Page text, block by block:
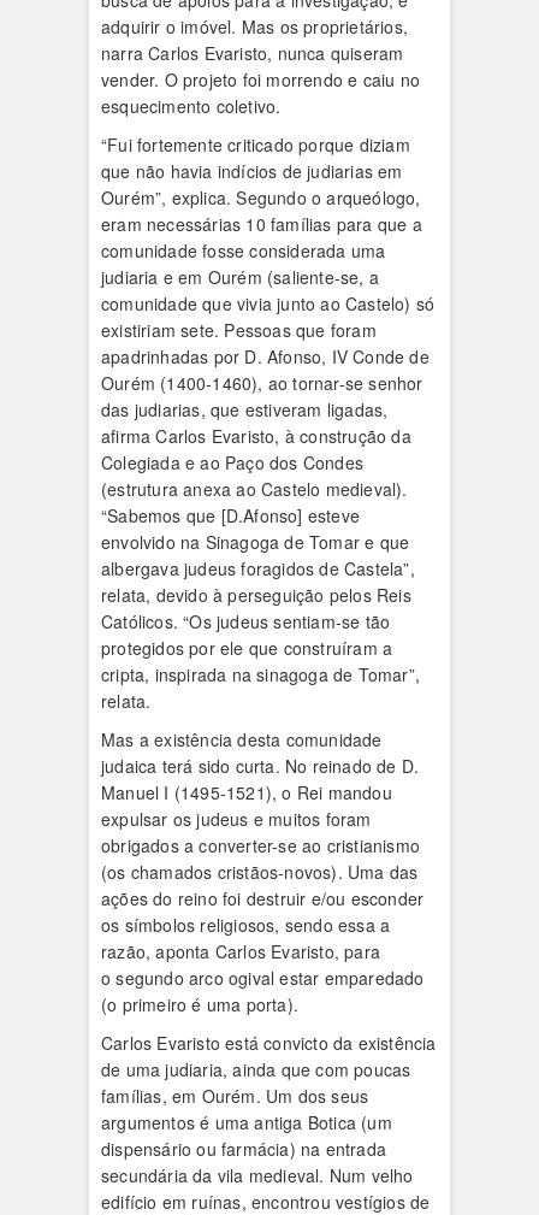
adquirir o imóvel. Mas os proprietários,
narra Carlos Evaristo, nunca quiseram
vender. O projeto foi morrendo e caiu no
esquecimento coletivo.
“Fui fortemente criticado porque diziam
que não havia indícios de judiarias em
Ourém”, explica. Segundo o arqueólogo,
eram necessárias 10 famílias para que a
comunidade fosse considerada uma
judiaria e em Ourém (saliente-se, a
comunidade que vivia junto ao Castelo) só
existiriam sete. Pessoas que foram
apadrinhadas por D. Afonso, IV Conde de
Ourém (1400-1460), ao tornar-se senhor
das judiarias, que estiveram ligadas,
afirma Carlos Evaristo, à construção da
Colegiada e ao Paço dos Condes
(estrutura anexa ao Castelo medieval).
“Sabemos que [D.Afonso] esteve
envolvido na Sinagoga de Tomar e que
albergava judeus foragidos de Castela”,
relata, devido à perseguição pelos Reis
Católicos. “Os judeus sentiam-se tão
protegidos por ele que construíram a
cripta, inspirada na sinagoga de Tomar”,
relata.
Mas a existência desta comunidade
judaica terá sido curta. No reinado de D.
Manuel I (1495-1521), o Rei mandou
expulsar os judeus e muitos foram
obrigados a converter-se ao cristianismo
(os chamados cristãos-novos). Uma das
ações do reino foi destruir e/ou esconder
os símbolos religiosos, sendo essa a
razão, aponta Carlos Evaristo, para
o segundo arco ogival estar emparedado
(o primeiro é uma porta).
Carlos Evaristo está convicto da existência
de uma judiaria, ainda que com poucas
famílias, em Ourém. Um dos seus
argumentos é uma antiga Botica (um
dispensário ou farmácia) na entrada
secundária da vila medieval. Num velho
edifício em ruínas, encontrou vestígios de